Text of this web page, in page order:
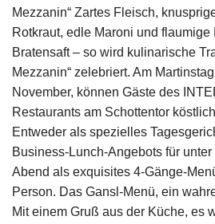
Mezzanin“ Zartes Fleisch,
Rotkraut, edle Maroni und
Bratensaft – so wird kulinarische
Mezzanin“ zelebriert. Am
November, können Gäste des
Restaurants am Schottentor
Entweder als spezielles
Business-Lunch-Angebots für
Abend als exquisites 4-Gänge-
Person. Das Gansl-Menü, ein
Mit einem Gruß aus der Küche, es